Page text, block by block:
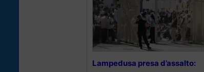
Lampedusa presa d’assalto: